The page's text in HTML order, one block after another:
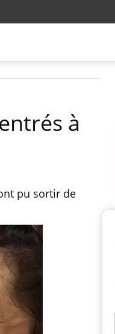
à
pu sortir de